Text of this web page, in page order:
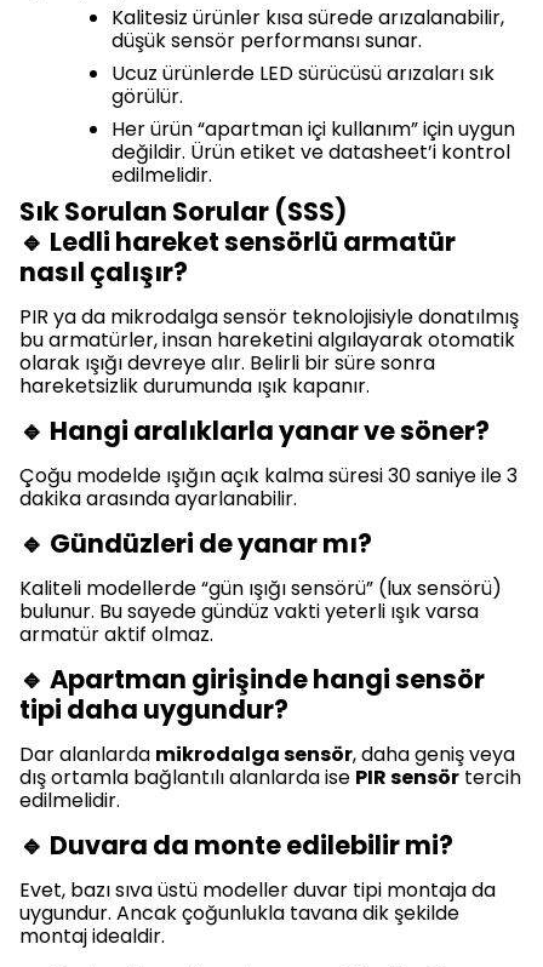
Kalitesiz ürünler kısa sürede arızalanabilir,
düşük sensör performansı sunar.
Ucuz ürünlerde LED sürücüsü arızaları sık
görülür.
Her ürün “apartman içi kullanım” için uygun
değildir. Ürün etiket ve datasheet’i kontrol
edilmelidir.
Sık Sorulan Sorular (SSS)
🔹 Ledli hareket sensörlü armatür
nasıl çalışır?
PIR ya da mikrodalga sensör teknolojisiyle donatılmış
bu armatürler, insan hareketini algılayarak otomatik
olarak ışığı devreye alır. Belirli bir süre sonra
hareketsizlik durumunda ışık kapanır.
🔹 Hangi aralıklarla yanar ve söner?
Çoğu modelde ışığın açık kalma süresi 30 saniye ile 3
dakika arasında ayarlanabilir.
🔹 Gündüzleri de yanar mı?
Kaliteli modellerde “gün ışığı sensörü” (lux sensörü)
bulunur. Bu sayede gündüz vakti yeterli ışık varsa
armatür aktif olmaz.
🔹 Apartman girişinde hangi sensör
tipi daha uygundur?
Dar alanlarda mikrodalga sensör, daha geniş veya
dış ortamla bağlantılı alanlarda ise PIR sensör tercih
edilmelidir.
🔹 Duvara da monte edilebilir mi?
Evet, bazı sıva üstü modeller duvar tipi montaja da
uygundur. Ancak çoğunlukla tavana dik şekilde
montaj idealdir.